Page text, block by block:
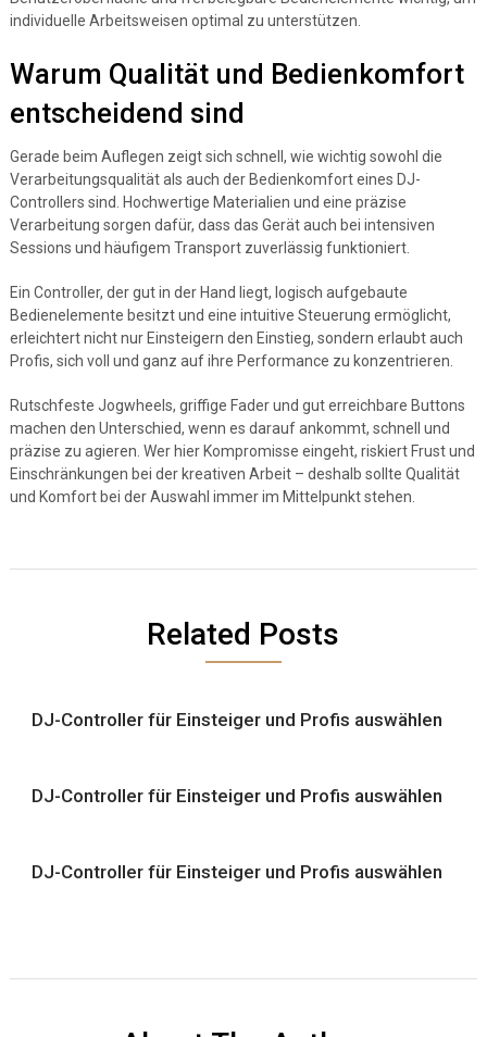
individuelle Arbeitsweisen optimal zu unterstützen.
Warum Qualität und Bedienkomfort
entscheidend sind
Gerade beim Auflegen zeigt sich schnell, wie wichtig sowohl die
Verarbeitungsqualität als auch der Bedienkomfort eines DJ-
Controllers sind. Hochwertige Materialien und eine präzise
Verarbeitung sorgen dafür, dass das Gerät auch bei intensiven
Sessions und häufigem Transport zuverlässig funktioniert.
Ein Controller, der gut in der Hand liegt, logisch aufgebaute
Bedienelemente besitzt und eine intuitive Steuerung ermöglicht,
erleichtert nicht nur Einsteigern den Einstieg, sondern erlaubt auch
Profis, sich voll und ganz auf ihre Performance zu konzentrieren.
Rutschfeste Jogwheels, griffige Fader und gut erreichbare Buttons
machen den Unterschied, wenn es darauf ankommt, schnell und
präzise zu agieren. Wer hier Kompromisse eingeht, riskiert Frust und
Einschränkungen bei der kreativen Arbeit – deshalb sollte Qualität
und Komfort bei der Auswahl immer im Mittelpunkt stehen.
Related Posts
DJ-Controller für Einsteiger und Profis auswählen
DJ-Controller für Einsteiger und Profis auswählen
DJ-Controller für Einsteiger und Profis auswählen